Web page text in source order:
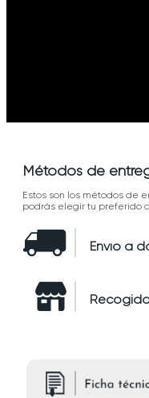
Métodos de
Estos son los métodos de
podrás elegir tu preferido
Envío a